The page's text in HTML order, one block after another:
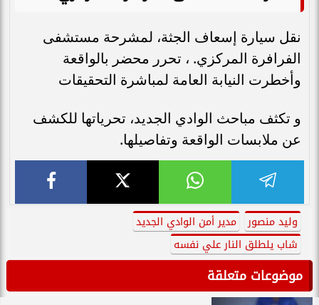
نقل سيارة إسعاف الجثة، لمشرحة مستشفى
الفرافرة المركزي. ، تحرر محضر بالواقعة
وأخطرت النيابة العامة لمباشرة التحقيقات
و تكثف مباحث الوادي الجديد، تحرياتها للكشف
عن ملابسات الواقعة وتفاصيلها.
وليد منصور
مدير أمن الوادي الجديد
شاب يلطلق النار علي نفسه
موضوعات متعلقة